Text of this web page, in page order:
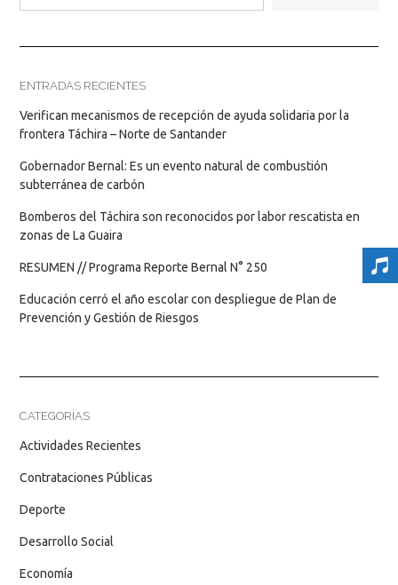
ENTRADAS RECIENTES
Verifican mecanismos de recepción de ayuda solidaria por la
frontera Táchira – Norte de Santander
Gobernador Bernal: Es un evento natural de combustión
subterránea de carbón
Bomberos del Táchira son reconocidos por labor rescatista en
zonas de La Guaira
RESUMEN // Programa Reporte Bernal N° 250
Educación cerró el año escolar con despliegue de Plan de
Prevención y Gestión de Riesgos
CATEGORÍAS
Actividades Recientes
Contrataciones Públicas
Deporte
Desarrollo Social
Economía